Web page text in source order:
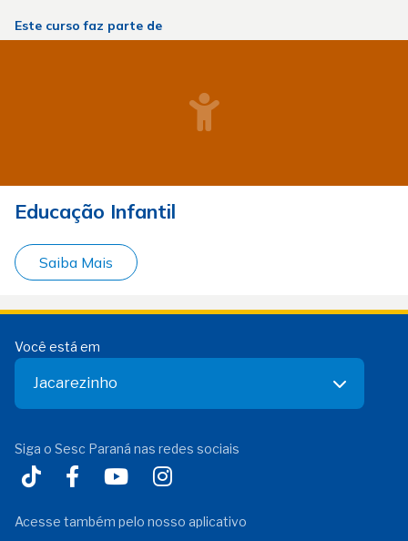
Este curso faz parte de
Educação Infantil
Saiba Mais
Você está em
Jacarezinho
Siga o Sesc Paraná nas redes sociais
Acesse também pelo nosso aplicativo